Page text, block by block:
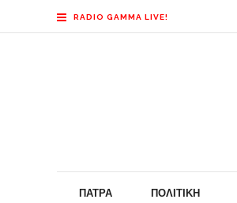
RADIO GAMMA LIVE!
ΠΆΤΡΑ ΠΟΛΙΤΙΚΉ